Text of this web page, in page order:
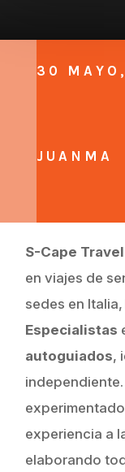
30
JUANMA
S-Cape Travel
en viajes de
sedes en
Especialistas
autoguiados,
experiencia a
elaborando